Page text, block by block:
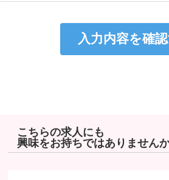
個人情報は、本人の同意なく第三者に提供
個人情報の取扱いについて
こちらの求人にも
興味をお持ちではありません